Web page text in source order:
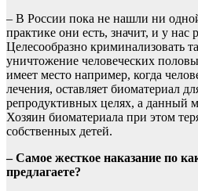
– В России пока не нашли ни
практике они есть, значит, и у нас
Целесообразно криминализовать
уничтожение человеческих
имеет место например, когда
лечения, оставляет биоматериал
репродуктивных целях, а данный
Хозяин биоматериала при этом
собственных детей.
– Самое жесткое наказание по
предлагаете?